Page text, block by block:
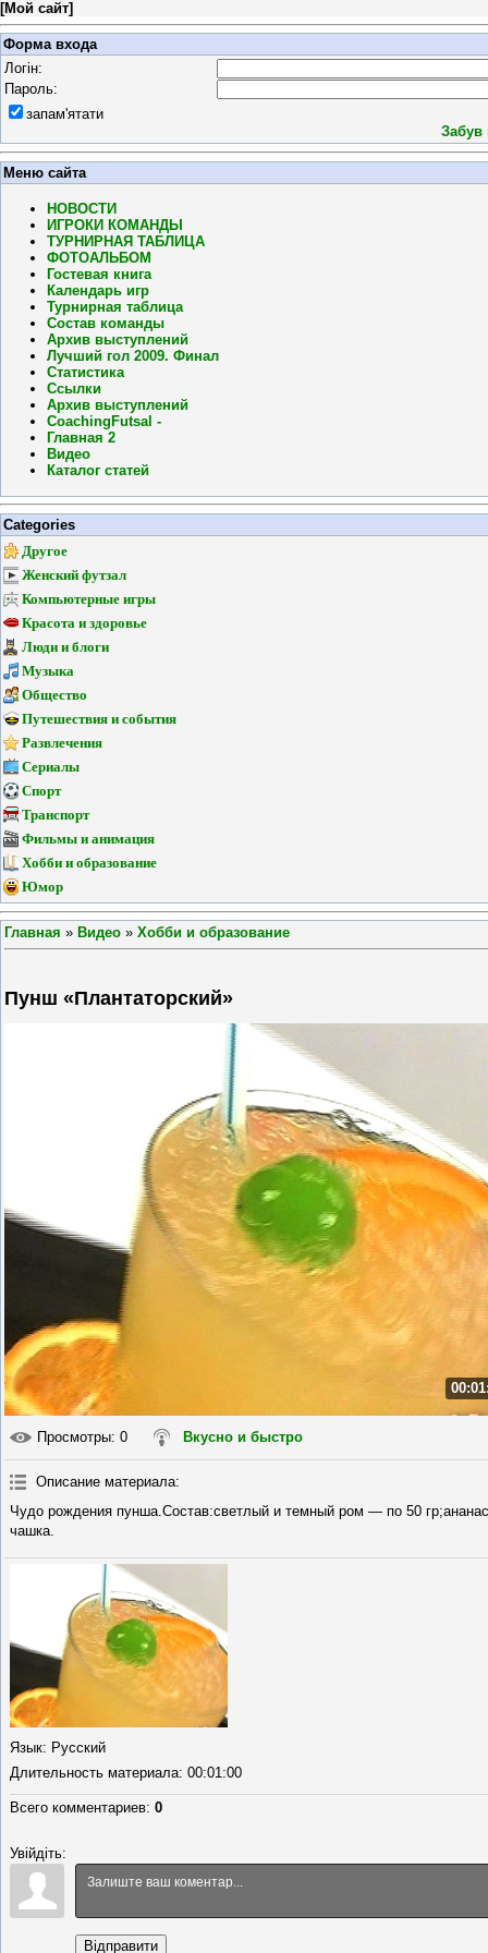
[Мой сайт]
Форма входа
Логін:
Пароль:
запам'ятати
Забув
Меню сайта
НОВОСТИ
ИГРОКИ КОМАНДЫ
ТУРНИРНАЯ ТАБЛИЦА
ФОТОАЛЬБОМ
Гостевая книга
Календарь игр
Турнирная таблица
Состав команды
Архив выступлений
Лучший гол 2009. Финал
Статистика
Ссылки
Архив выступлений
CoachingFutsal -
Главная 2
Видео
Каталог статей
Categories
Другое
Женский футзал
Компьютерные игры
Красота и здоровье
Люди и блоги
Музыка
Общество
Путешествия и события
Развлечения
Сериалы
Спорт
Транспорт
Фильмы и анимация
Хобби и образование
Юмор
Главная » Видео » Хобби и образование
Пунш «Плантаторский»
Просмотры: 0 Вкусно и быстро
Описание материала:
Чудо рождения пунша.Состав:светлый и темный ром — по 50
чашка.
Язык: Русский
Длительность материала: 00:01:00
Всего комментариев: 0
Увійдіть:
Відправити